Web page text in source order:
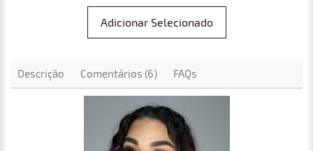
Adicionar Selecionado
Descrição Comentários (6) FAQs